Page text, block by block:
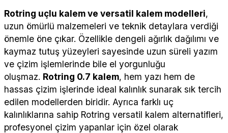
Rotring uçlu kalem ve versatil kalem modelleri,
uzun ömürlü malzemeleri ve teknik detaylara verdiği
önemle öne çıkar. Özellikle dengeli ağırlık dağılımı ve
kaymaz tutuş yüzeyleri sayesinde uzun süreli yazım
ve çizim işlemlerinde bile el yorgunluğu
oluşmaz. Rotring 0.7 kalem, hem yazı hem de
hassas çizim işlerinde ideal kalınlık sunarak sık tercih
edilen modellerden biridir. Ayrıca farklı uç
kalınlıklarına sahip Rotring versatil kalem alternatifleri,
profesyonel çizim yapanlar için özel olarak